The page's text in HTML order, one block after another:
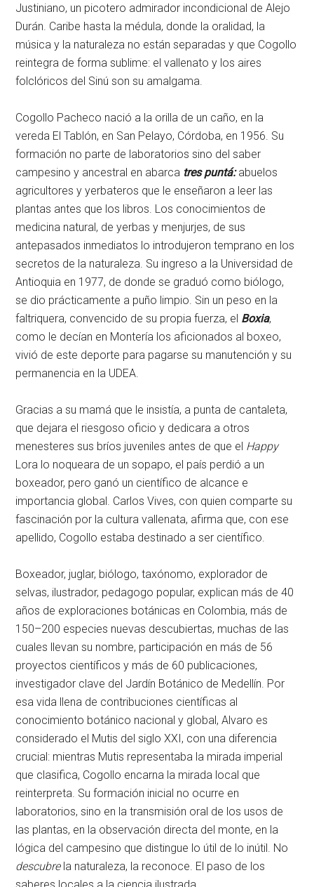
Justiniano, un picotero admirador incondicional de Alejo
Durán. Caribe hasta la médula, donde la oralidad, la
música y la naturaleza no están separadas y que Cogollo
reintegra de forma sublime: el vallenato y los aires
folclóricos del Sinú son su amalgama.
Cogollo Pacheco nació a la orilla de un caño, en la
vereda El Tablón, en San Pelayo, Córdoba, en 1956. Su
formación no parte de laboratorios sino del saber
campesino y ancestral en abarca tres puntá:abuelos
agricultores y yerbateros que le enseñaron a leer las
plantas antes que los libros. Los conocimientos de
medicina natural, de yerbas y menjurjes, de sus
antepasados inmediatos lo introdujeron temprano en los
secretos de la naturaleza. Su ingreso a la Universidad de
Antioquia en 1977, de donde se graduó como biólogo,
se dio prácticamente a puño limpio. Sin un peso en la
faltriquera, convencido de su propia fuerza, el Boxia,
como le decían en Montería los aficionados al boxeo,
vivió de este deporte para pagarse su manutención y su
permanencia en la UDEA.
Gracias a su mamá que le insistía, a punta de cantaleta,
que dejara el riesgoso oficio y dedicara a otros
menesteres sus bríos juveniles antes de que el Happy
Lora lo noqueara de un sopapo, el país perdió a un
boxeador, pero ganó un científico de alcance e
importancia global. Carlos Vives, con quien comparte su
fascinación por la cultura vallenata, afirma que, con ese
apellido, Cogollo estaba destinado a ser científico.
Boxeador, juglar, biólogo, taxónomo, explorador de
selvas, ilustrador, pedagogo popular, explican más de 40
años de exploraciones botánicas en Colombia, más de
150–200 especies nuevas descubiertas, muchas de las
cuales llevan su nombre, participación en más de 56
proyectos científicos y más de 60 publicaciones,
investigador clave del Jardín Botánico de Medellín. Por
esa vida llena de contribuciones científicas al
conocimiento botánico nacional y global, Alvaro es
considerado el Mutis del siglo XXI, con una diferencia
crucial: mientras Mutis representaba la mirada imperial
que clasifica, Cogollo encarna la mirada local que
reinterpreta. Su formación inicial no ocurre en
laboratorios, sino en la transmisión oral de los usos de
las plantas, en la observación directa del monte, en la
lógica del campesino que distingue lo útil de lo inútil. No
descubrela naturaleza, la reconoce. El paso de los